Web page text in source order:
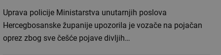
Uprava policije Ministarstva unutarnjih poslova
Hercegbosanske županije upozorila je vozače na pojačan
oprez zbog sve češće pojave divljih…